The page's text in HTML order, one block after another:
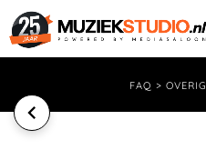
FAQ > OVERIG